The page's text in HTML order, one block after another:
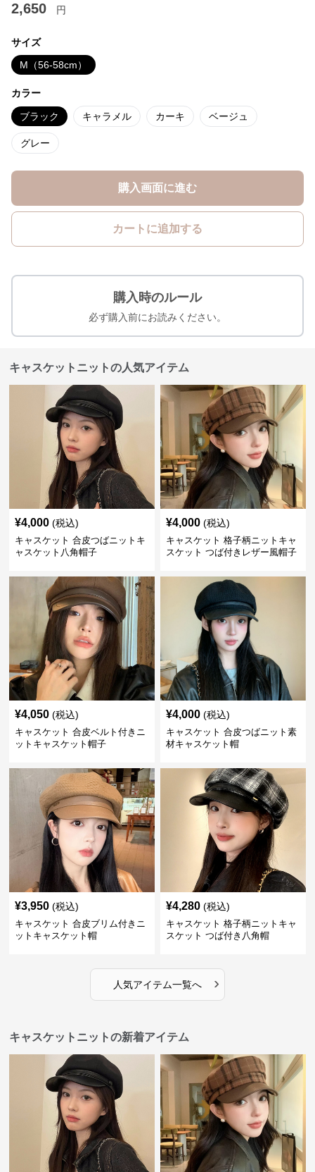
2,650 円
サイズ
M（56-58cm）
カラー
ブラック キャラメル カーキ ベージュ
グレー
購入画面に進む
カートに追加する
購入時のルール
必ず購入前にお読みください。
キャスケットニットの人気アイテム
¥4,000 (税込)
キャスケット 合皮つばニットキ
ャスケット八角帽子
¥4,000 (税込)
キャスケット 格子柄ニットキャ
スケット つば付きレザー風帽子
¥4,050 (税込)
キャスケット 合皮ベルト付きニ
ットキャスケット帽子
¥4,000 (税込)
キャスケット 合皮つばニット素
材キャスケット帽
¥3,950 (税込)
キャスケット 合皮ブリム付きニ
ットキャスケット帽
¥4,280 (税込)
キャスケット 格子柄ニットキャ
スケット つば付き八角帽
人気アイテム一覧へ ›
キャスケットニットの新着アイテム